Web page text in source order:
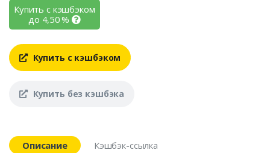
Купить с кэшбэком
до 4,50%
Купить с кэшбэком
Купить без кэшбэка
Описание
Кэшбэк-ссылка